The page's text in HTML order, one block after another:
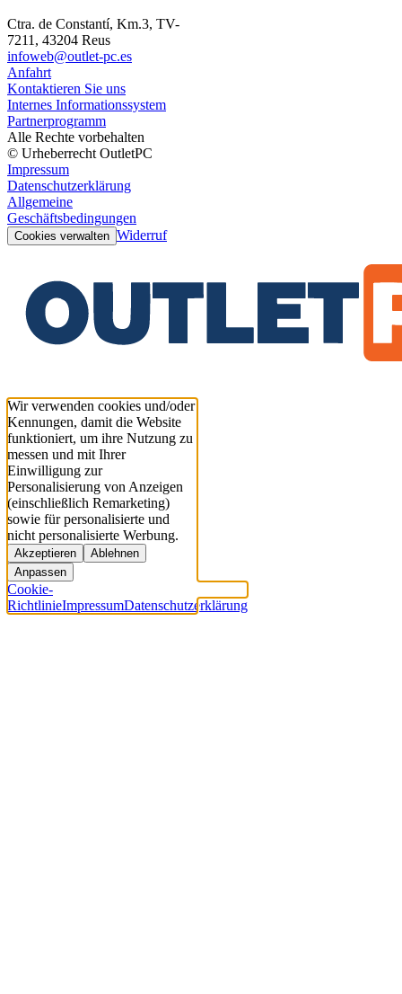
Ctra. de Constantí, Km.3, TV-
7211, 43204 Reus
infoweb@outlet-pc.es
Anfahrt
Kontaktieren Sie uns
Internes Informationssystem
Partnerprogramm
Alle Rechte vorbehalten
© Urheberrecht OutletPC
Impressum
Datenschutzerklärung
Allgemeine
Geschäftsbedingungen
Cookies verwalten Widerruf
Wir verwenden cookies und/oder
Kennungen, damit die Website
funktioniert, um ihre Nutzung zu
messen und mit Ihrer
Einwilligung zur
Personalisierung von Anzeigen
(einschließlich Remarketing)
sowie für personalisierte und
nicht personalisierte Werbung.
Akzeptieren
Ablehnen
Anpassen
Cookie-
RichtlinieImpressumDatenschutzerklärung